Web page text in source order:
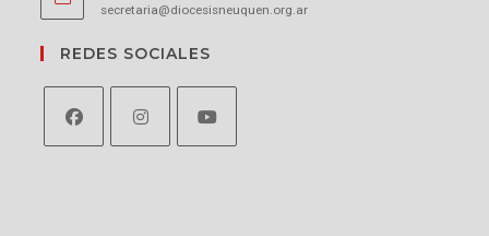
secretaria@diocesisneuquen.org.ar
REDES SOCIALES